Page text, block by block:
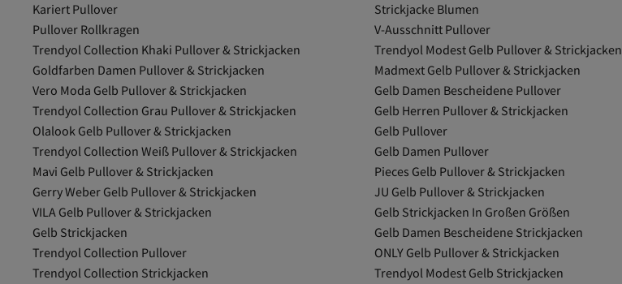
Kariert Pullover
Strickjacke Blumen
Pullover Rollkragen
V-Ausschnitt Pullover
Trendyol Collection Khaki Pullover & Strickjacken
Trendyol Modest Gelb Pullover & Strickjacken
Goldfarben Damen Pullover & Strickjacken
Madmext Gelb Pullover & Strickjacken
Vero Moda Gelb Pullover & Strickjacken
Gelb Damen Bescheidene Pullover
Trendyol Collection Grau Pullover & Strickjacken
Gelb Herren Pullover & Strickjacken
Olalook Gelb Pullover & Strickjacken
Gelb Pullover
Trendyol Collection Weiß Pullover & Strickjacken
Gelb Damen Pullover
Mavi Gelb Pullover & Strickjacken
Pieces Gelb Pullover & Strickjacken
Gerry Weber Gelb Pullover & Strickjacken
JU Gelb Pullover & Strickjacken
VILA Gelb Pullover & Strickjacken
Gelb Strickjacken In Großen Größen
Gelb Strickjacken
Gelb Damen Bescheidene Strickjacken
Trendyol Collection Pullover
ONLY Gelb Pullover & Strickjacken
Trendyol Collection Strickjacken
Trendyol Modest Gelb Strickjacken